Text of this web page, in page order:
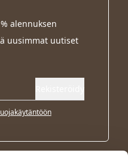
alennuksen
uusimmat uutiset